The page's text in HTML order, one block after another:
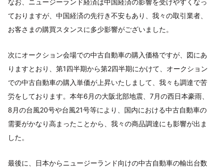
なお、ニュージーランド経済は中国経済の影響を受けやすくなっ
ておりますが、中国経済の先行き不安もあり、我々の取引業者、
お客さまの購買スタンスに多少影響がございました。
次にオークション会場での中古自動車の購入価格ですが、図にあ
りますとおり、第1四半期から第2四半期にかけて、オークション
での中古自動車の購入単価が上昇いたしまして、我々も調達で苦
労をしております。本年6月の大阪北部地震、7月の西日本豪雨、
8月の台風20号や台風21号等により、国内における中古自動車の
需要がかなり高まったことから、我々の商品調達にも影響が出ま
した。
最後に、日本からニュージーランド向けの中古自動車の輸出台数